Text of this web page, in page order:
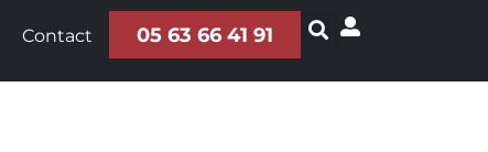
Contact 05 63 66 41 91